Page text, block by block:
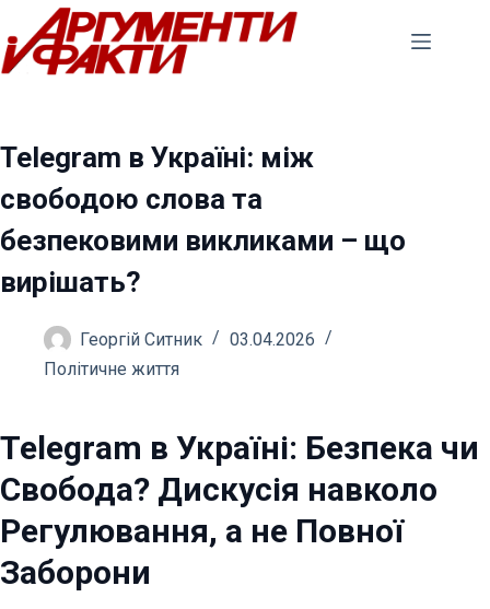
Перейти
до
вмісту
Telegram в Україні: між
свободою слова та
безпековими викликами – що
вирішать?
Георгій Ситник
03.04.2026
Політичне життя
Telegram в Україні: Безпека чи
Свобода? Дискусія навколо
Регулювання, а не Повної
Заборони